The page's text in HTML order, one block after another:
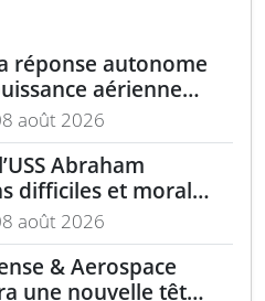
réponse autonome
aérienne
août 2026
Abraham
difficiles et moral
familles
août 2026
& Aerospace
une nouvelle tête